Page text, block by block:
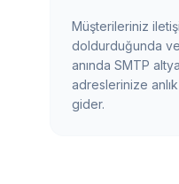
Müşterileriniz
doldurduğunda
anında SMTP
adreslerinize
gider.